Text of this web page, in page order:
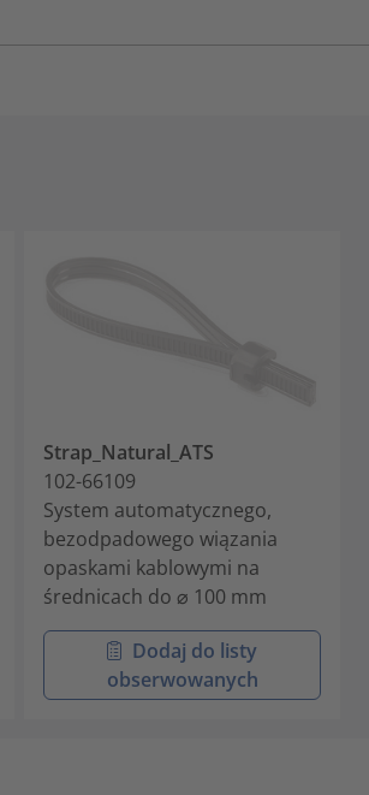
Strap_Natural_ATS
102-66109
System automatycznego,
bezodpadowego wiązania
opaskami kablowymi na
średnicach do ⌀ 100 mm
Dodaj do listy
obserwowanych